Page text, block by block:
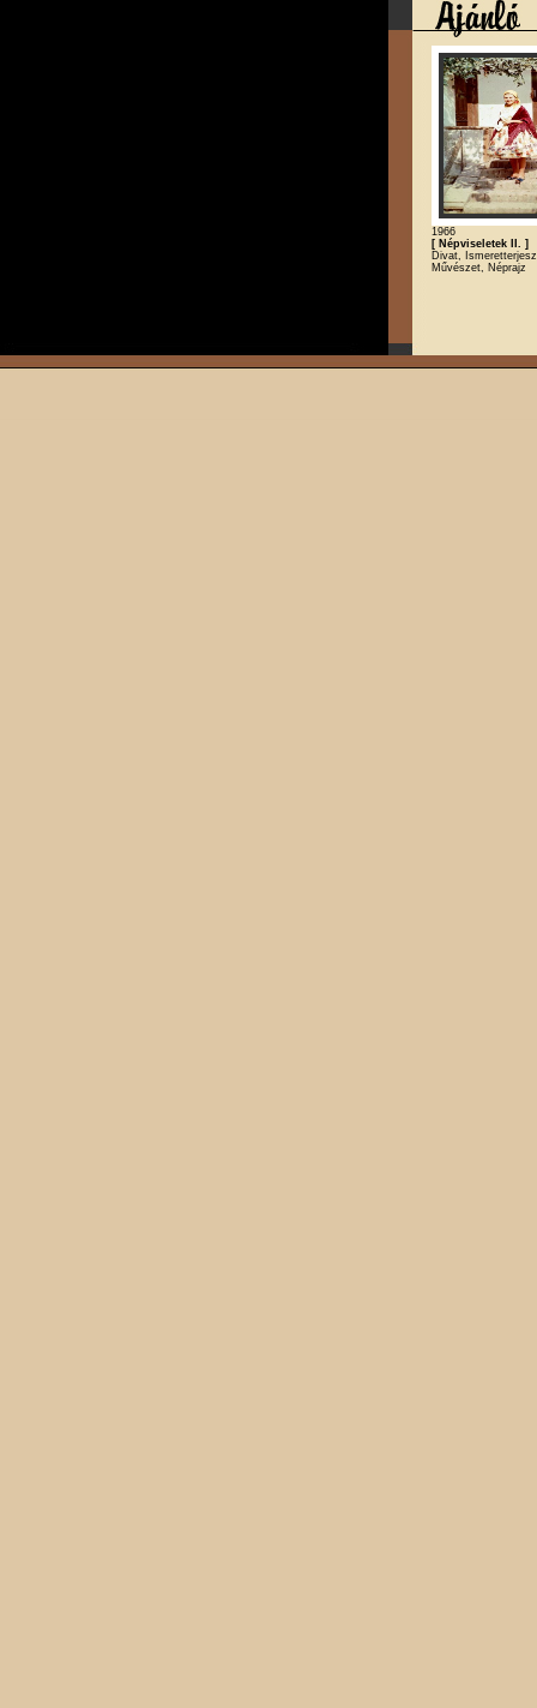
1966
[ Népviseletek II. ]
Divat,
Művészet, Néprajz